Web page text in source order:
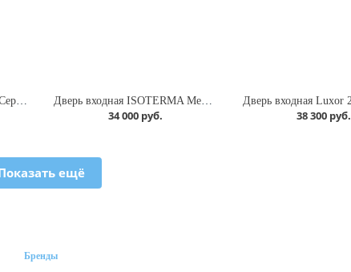
34 000 руб. 38 300 руб.
ещё
Бренды